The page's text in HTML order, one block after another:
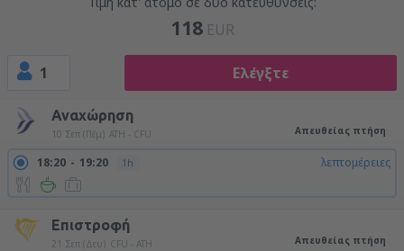
118 EUR
1 Ελέγξτε
Αναχώρηση
10 Σεπ (Πέμ) ATH - CFU Απευθείας πτήση
18:20 19:20 1h λεπτομέρειες
Επιστροφή
21 Σεπ (Δευ) CFU - ATH Απευθείας πτήση